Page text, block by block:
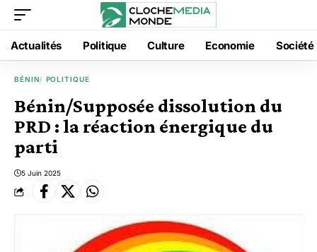
Actualités Politique Culture Economie Société
BÉNIN POLITIQUE
Bénin/Supposée dissolution du
PRD : la réaction énergique du
parti
5 Juin 2025